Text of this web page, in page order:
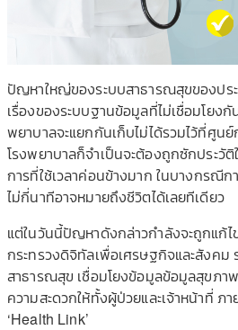
ปัญหาใหญ่ของระบบสาธารณสุขของปร
เรื่องของระบบฐานข้อมูลที่ไม่เชื่อมโยง
พยาบาลจะแยกกันเก็บไม่ได้รวมไว้ที่ศูนย์
โรงพยาบาลก็จำเป็นจะต้องถูกซักประวั
การที่ใช้เวลาค่อนข้างมาก ในบางกรณีก
ไม่กี่นาทีอาจหมายถึงชีวิตได้เลยทีเดียว
แต่ในวันนี้ปัญหาดังกล่าวกำลังจะถูกแก้ไ
กระทรวงดิจิทัลเพื่อเศรษฐกิจและสังคม
สาธารณสุข เชื่อมโยงข้อมูลข้อมูลสุขภา
ความสะดวกให้ทั้งผู้ป่วยและเจ้าหน้าที่
‘Health Link’